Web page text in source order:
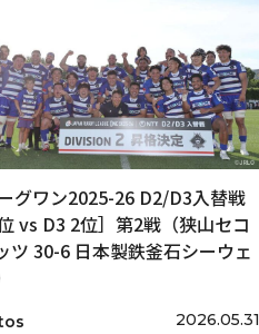
グワン2025-26 D2/D3入替戦
位 vs D3 2位］第2戦（狭山セコ
ツ 30-6 日本製鉄釜石シーウェ
2026.05.31